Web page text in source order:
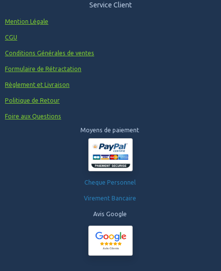
Service Client
Mention Légale
CGU
Conditions Générales de ventes
Formulaire de Rétractation
Règlement et Livraison
Politique de Retour
Foire aux Questions
Moyens de paiement
Cheque Personnel
Virement Bancaire
Avis Google